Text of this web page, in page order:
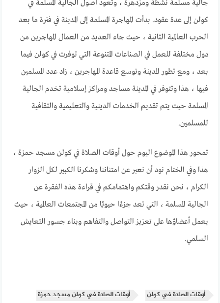
جالية مسلمة نشطة ومزدهرة ، وتعود أصول الجالية المسلمة في
كولن إلى عدة عقود. بدأت المهاجرة المسلمة إلى المدينة في فترة ما بعد
الحرب العالمية الثانية ، حيث جاء العديد من العمال المهاجرين من
دول مختلفة للعمل في الصناعات المتنوعة التي توفرت في كولن فيما
بعد ، ومع تطور المدينة وتوسع قاعدة المهاجرين ، زاد عدد المسلمين
فيها ، هذا وتتوفر في المدينة مساجد ومراكز إسلامية تخدم الجالية
المسلمة حيث يتم تقديم الخدمات الدينية والتعليمية والثقافية
للمسلمين.
تمحور هذا الموضوع اليوم حول أوقات الصلاة في كولن مسجد حمزة ،
هذا وفي الختام نود أن نعبر عن امتناننا وشكرنا الكبير لكل الزوار
الكرام ، نحن نقدر وقتكم واهتمامكم في قراءة هذه الفقرة عن
الجالية المسلمة ، التي تعد جزءًا حيويًا من المجتمعات العالمية ، حيث
يعمل أعضاؤها على تعزيز التواصل والتفاهم وبناء جسور التعايش
السلمي.
أوقات الصلاة في كولن
أوقات الصلاة في كولن مسجد حمزة